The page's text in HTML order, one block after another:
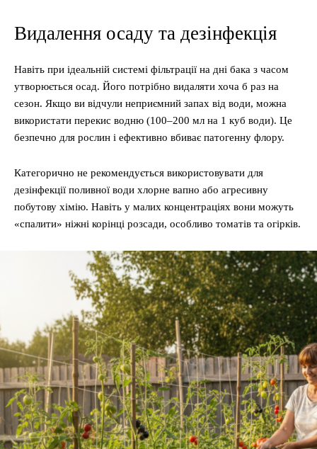
Видалення осаду та дезінфекція
Навіть при ідеальній системі фільтрації на дні бака з часом
утворюється осад. Його потрібно видаляти хоча б раз на
сезон. Якщо ви відчули неприємний запах від води, можна
використати перекис водню (100–200 мл на 1 куб води). Це
безпечно для рослин і ефективно вбиває патогенну флору.
Категорично не рекомендується використовувати для
дезінфекції поливної води хлорне вапно або агресивну
побутову хімію. Навіть у малих концентраціях вони можуть
«спалити» ніжні корінці розсади, особливо томатів та огірків.